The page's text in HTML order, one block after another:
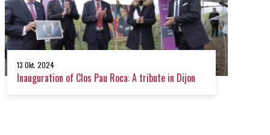
13 Okt. 2024
Inauguration of Clos Pau Roca: A tribute in Dijon